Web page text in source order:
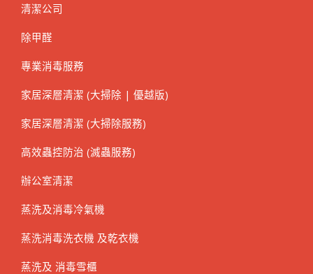
清潔公司
除甲醛
專業消毒服務
家居深層清潔 (大掃除 | 優越版)
家居深層清潔 (大掃除服務)
高效蟲控防治 (滅蟲服務)
辦公室清潔
蒸洗及消毒冷氣機
蒸洗消毒洗衣機 及乾衣機
蒸洗及 消毒雪櫃